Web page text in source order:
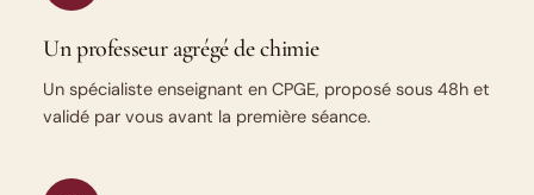
Un professeur agrégé de chimie
Un spécialiste enseignant en CPGE, proposé sous 48h et
validé par vous avant la première séance.